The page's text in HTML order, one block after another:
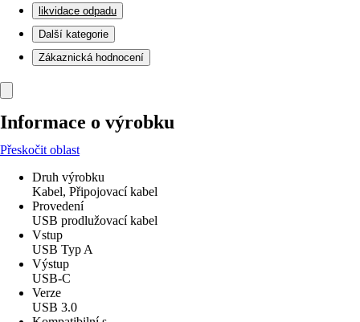
likvidace odpadu
Další kategorie
Zákaznická hodnocení
Informace o výrobku
Přeskočit oblast
Druh výrobku
Kabel, Připojovací kabel
Provedení
USB prodlužovací kabel
Vstup
USB Typ A
Výstup
USB-C
Verze
USB 3.0